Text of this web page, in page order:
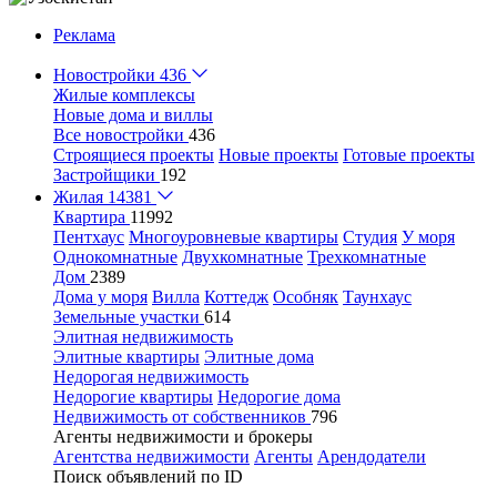
Реклама
Новостройки 436
Жилые комплексы
Новые дома и виллы
Все новостройки 436
Строящиеся проекты Новые проекты Готовые проекты
Застройщики 192
Жилая 14381
Квартира 11992
Пентхаус Многоуровневые квартиры Студия У моря
Однокомнатные Двухкомнатные Трехкомнатные
Дом 2389
Дома у моря Вилла Коттедж Особняк Таунхаус
Земельные участки 614
Элитная недвижимость
Элитные квартиры Элитные дома
Недорогая недвижимость
Недорогие квартиры Недорогие дома
Недвижимость от собственников 796
Агенты недвижимости и брокеры
Агентства недвижимости Агенты Арендодатели
Поиск объявлений по ID